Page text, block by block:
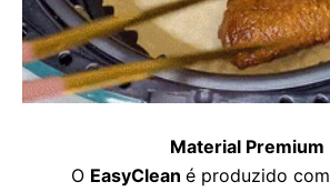
Material Premium
O EasyClean é produzido com